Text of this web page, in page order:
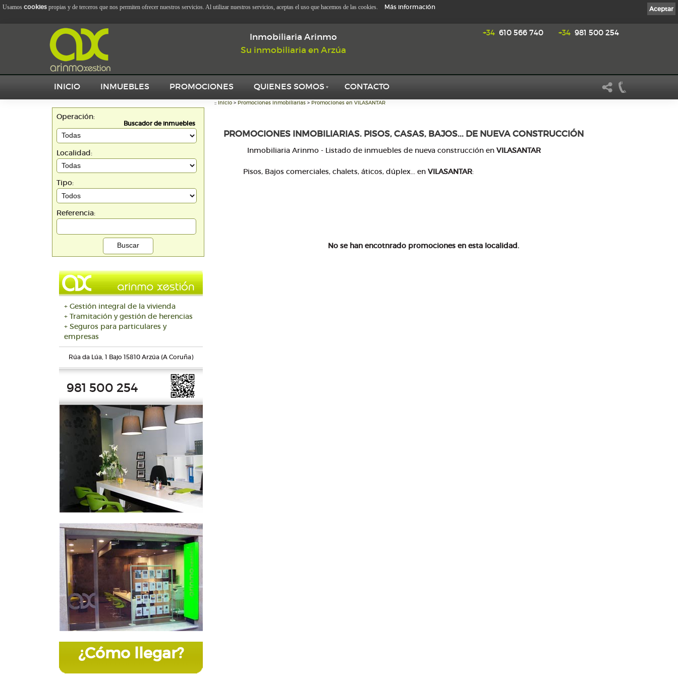
Inmobiliaria Arinmo
Su inmobiliaria en Arzúa
+34 981 500 254
+34 610 566 740
INICIO INMUEBLES PROMOCIONES QUIENES SOMOS CONTACTO
Buscador de inmuebles
Operación:
Localidad:
Tipo:
Referencia:
+ Gestión integral de la vivienda
+ Tramitación y gestión de herencias
+ Seguros para particulares y
empresas
Rúa da Lúa, 1 Bajo 15810 Arzúa (A Coruña)
981 500 254
¿Cómo llegar?
:: Inicio > Promociones inmobiliarias > Promociones en VILASANTAR
PROMOCIONES INMOBILIARIAS. PISOS, CASAS, BAJOS... DE NUEVA CONSTRUCCIÓN
Inmobiliaria Arinmo - Listado de inmuebles de nueva construcción en VILASANTAR
Pisos, Bajos comerciales, chalets, áticos, dúplex... en VILASANTAR:
No se han encotnrado promociones en esta localidad.
Aceptar
Usamos cookies propias y de terceros que nos permiten ofrecer nuestros servicios. Al utilizar nuestros servicios, aceptas el uso que hacemos de las cookies. Más información